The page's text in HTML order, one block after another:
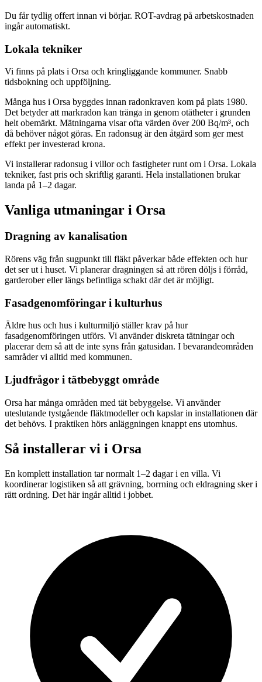
Du får tydlig offert innan vi börjar. ROT-avdrag på arbetskostnaden
ingår automatiskt.
Lokala tekniker
Vi finns på plats i Orsa och kringliggande kommuner. Snabb
tidsbokning och uppföljning.
Många hus i Orsa byggdes innan radonkraven kom på plats 1980.
Det betyder att markradon kan tränga in genom otätheter i grunden
helt obemärkt. Mätningarna visar ofta värden över 200 Bq/m³, och
då behöver något göras. En radonsug är den åtgärd som ger mest
effekt per investerad krona.
Vi installerar radonsug i villor och fastigheter runt om i Orsa. Lokala
tekniker, fast pris och skriftlig garanti. Hela installationen brukar
landa på 1–2 dagar.
Vanliga utmaningar i Orsa
Dragning av kanalisation
Rörens väg från sugpunkt till fläkt påverkar både effekten och hur
det ser ut i huset. Vi planerar dragningen så att rören döljs i förråd,
garderober eller längs befintliga schakt där det är möjligt.
Fasadgenomföringar i kulturhus
Äldre hus och hus i kulturmiljö ställer krav på hur
fasadgenomföringen utförs. Vi använder diskreta tätningar och
placerar dem så att de inte syns från gatusidan. I bevarandeområden
samråder vi alltid med kommunen.
Ljudfrågor i tätbebyggt område
Orsa har många områden med tät bebyggelse. Vi använder
uteslutande tystgående fläktmodeller och kapslar in installationen där
det behövs. I praktiken hörs anläggningen knappt ens utomhus.
Så installerar vi i Orsa
En komplett installation tar normalt 1–2 dagar i en villa. Vi
koordinerar logistiken så att grävning, borrning och eldragning sker i
rätt ordning. Det här ingår alltid i jobbet.